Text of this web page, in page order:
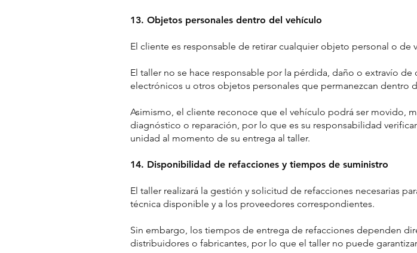
13. Objetos personales dentro del vehículo
El cliente es responsable de retirar cualquier objeto personal o
El taller no se hace responsable por la pérdida, daño o extravío
electrónicos u otros objetos personales que permanezcan dentro
Asimismo, el cliente reconoce que el vehículo podrá ser movido,
diagnóstico o reparación, por lo que es su responsabilidad
unidad al momento de su entrega al taller.
14. Disponibilidad de refacciones y tiempos de suministro
El taller realizará la gestión y solicitud de refacciones necesarias
técnica disponible y a los proveedores correspondientes.
Sin embargo, los tiempos de entrega de refacciones dependen
distribuidores o fabricantes, por lo que el taller no puede